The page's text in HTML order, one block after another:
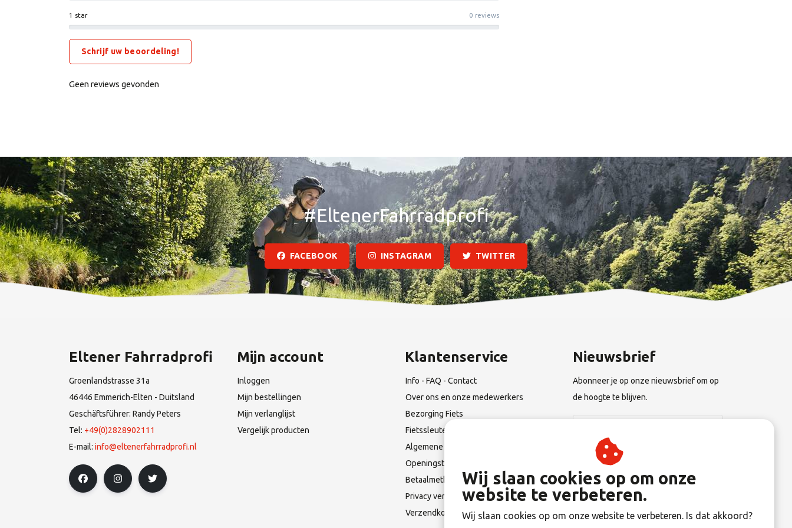
1 star 0 reviews
Schrijf uw beoordeling!
Geen reviews gevonden
#EltenerFahrradprofi
FACEBOOK INSTAGRAM TWITTER
Eltener Fahrradprofi
Groenlandstrasse 31a
46446 Emmerich-Elten - Duitsland
Geschäftsführer: Randy Peters
Tel: +49(0)2828902111
E-mail: info@eltenerfahrradprofi.nl
Mijn account
Inloggen
Mijn bestellingen
Mijn verlanglijst
Vergelijk producten
Klantenservice
Info - FAQ - Contact
Over ons en onze medewerkers
Bezorging Fiets
Fietssleutel Verloren?
Algemene Leverings voorwaarden
Openingstijden & Route
Betaalmethoden
Privacy verklaring
Verzendkosten en Terugzendingen
Nieuwsbrief
Abonneer je op onze nieuwsbrief om op
de hoogte te blijven.
Abonneer
Wij slaan cookies op om onze
website te verbeteren.
Wij slaan cookies op om onze website te verbeteren. Is dat akkoord?